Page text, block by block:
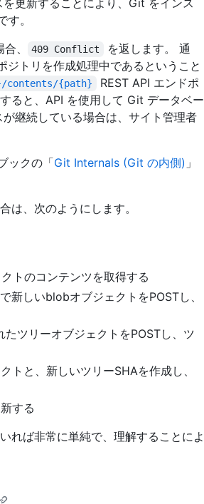
更新することにより、Git をインス
。
、
409 Conflict
を返します。 通
トリを作成処理中であるということ
contents/{path}
REST API エンドポ
ると、API を使用して Git データベー
継続している場合は、サイト管理者
ックの「Git Internals (Git の内側) 」
は、次のようにします。
トのコンテンツを取得する
新しいblobオブジェクトをPOSTし、
ツリーオブジェクトをPOSTし、ツ
トと、新しいツリーSHAを作成し、
する
れば非常に単純で、理解することによ